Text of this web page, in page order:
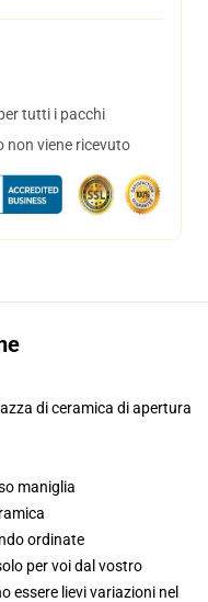
tutti i pacchi
non viene ricevuto
di ceramica di apertura
maniglia
ordinate
per voi dal vostro
essere lievi variazioni nel